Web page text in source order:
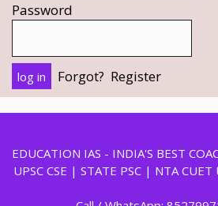
Password
Forgot? Register
EDUCATION IAS - INDIA'S BEST
UPSC CSE | STATE PSC | NTA